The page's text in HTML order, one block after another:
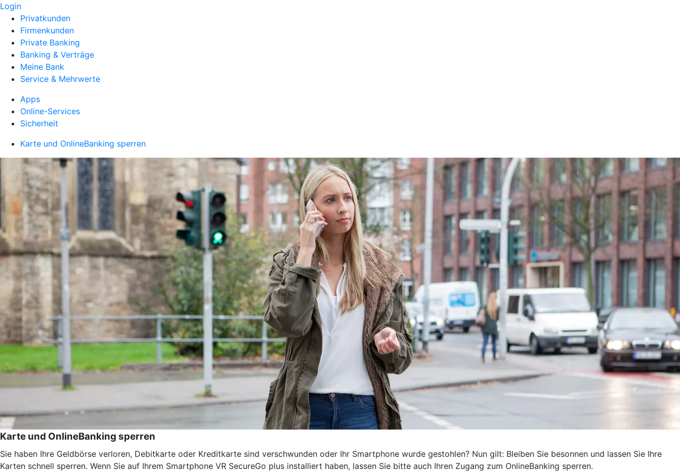
Login
Privatkunden
Firmenkunden
Private Banking
Banking & Verträge
Meine Bank
Service & Mehrwerte
Apps
Online-Services
Sicherheit
Karte und OnlineBanking sperren
Karte und OnlineBanking sperren
Sie haben Ihre Geldbörse verloren, Debitkarte oder Kreditkarte sind verschwunden oder Ihr Smartphone wurde gestohlen? Nun gilt: Bleiben Sie besonnen und lassen Sie Ihre
Karten schnell sperren. Wenn Sie auf Ihrem Smartphone VR SecureGo plus installiert haben, lassen Sie bitte auch Ihren Zugang zum OnlineBanking sperren.